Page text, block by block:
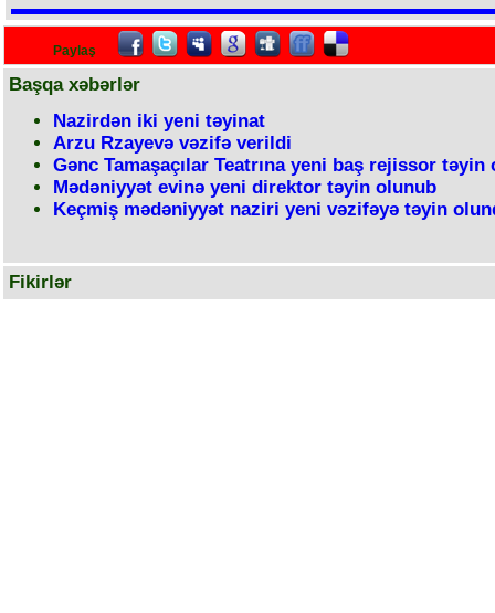
Paylaş
Başqa xəbərlər
Nazirdən iki yeni təyinat
Arzu Rzayevə vəzifə verildi
Gənc Tamaşaçılar Teatrına yeni baş rejissor təyin
Mədəniyyət evinə yeni direktor təyin olunub
Keçmiş mədəniyyət naziri yeni vəzifəyə təyin
Fikirlər